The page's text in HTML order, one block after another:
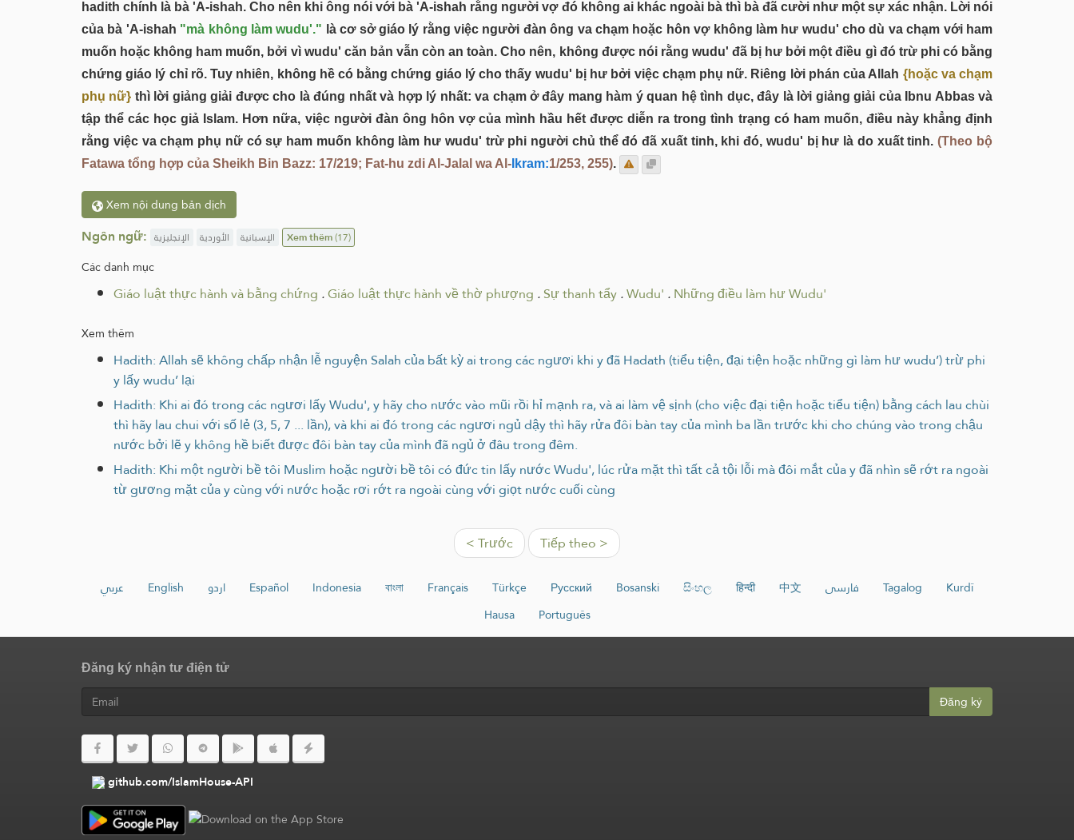
hadith chính là bà 'A-ishah. Cho nên khi ông nói với bà 'A-ishah rằng người vợ đó không ai khác ngoài bà thì bà đã cười như một sự xác nhận. Lời nói
của bà 'A-ishah "mà không làm wudu'." là cơ sở giáo lý rằng việc người đàn ông va chạm hoặc hôn vợ không làm hư wudu' cho dù va chạm với ham
muốn hoặc không ham muốn, bởi vì wudu' căn bản vẫn còn an toàn. Cho nên, không được nói rằng wudu' đã bị hư bởi một điều gì đó trừ phi có bằng
chứng giáo lý chỉ rõ. Tuy nhiên, không hề có bằng chứng giáo lý cho thấy wudu' bị hư bởi việc chạm phụ nữ. Riêng lời phán của Allah {hoặc va chạm
phụ nữ} thì lời giảng giải được cho là đúng nhất và hợp lý nhất: va chạm ở đây mang hàm ý quan hệ tình dục, đây là lời giảng giải của Ibnu Abbas và
tập thể các học giả Islam. Hơn nữa, việc người đàn ông hôn vợ của mình hầu hết được diễn ra trong tình trạng có ham muốn, điều này khẳng định
rằng việc va chạm phụ nữ có sự ham muốn không làm hư wudu' trừ phi người chủ thể đó đã xuất tinh, khi đó, wudu' bị hư là do xuất tinh.(Theo bộ
Fatawa tổng hợp của Sheikh Bin Bazz: 17/219; Fat-hu zdi Al-Jalal wa Al- Ikram:1/253, 255).
Xem nội dung bản dịch
Ngôn ngữ: الإنجليزية الأوردية الإسبانية Xem thêm(17)
Các danh mục
Giáo luật thực hành và bằng chứng .Giáo luật thực hành về thờ phượng .Sự thanh tẩy.Wudu' .Những điều làm hư Wudu'
Xem thêm
Hadith: Allah sẽ không chấp nhận lễ nguyện Salah của bất kỳ ai trong các ngươi khi y đã Hadath (tiểu tiện, đại tiện hoặc những gì làm hư wudu’) trừ phi
y lấy wudu’ lại
Hadith: Khi ai đó trong các ngươi lấy Wudu', y hãy cho nước vào mũi rồi hỉ mạnh ra, và ai làm vệ sịnh (cho việc đại tiện hoặc tiểu tiện) bằng cách lau chùi
thì hãy lau chui với số lẻ (3, 5, 7 ... lần), và khi ai đó trong các ngươi ngủ dậy thì hãy rửa đôi bàn tay của mình ba lần trước khi cho chúng vào trong chậu
nước bởi lẽ y không hề biết được đôi bàn tay của mình đã ngủ ở đâu trong đêm.
Hadith: Khi một người bề tôi Muslim hoặc người bề tôi có đức tin lấy nước Wudu', lúc rửa mặt thì tất cả tội lỗi mà đôi mắt của y đã nhìn sẽ rớt ra ngoài
từ gương mặt của y cùng với nước hoặc rơi rớt ra ngoài cùng với giọt nước cuối cùng
< Trước Tiếp theo >
عربي English اردو Español Indonesia বাংলা Français Türkçe Русский Bosanski සිංහල हिन्दी 中文 فارسی Tagalog
Kurdî
Hausa
Português
Đăng ký nhận tư điện tử
Đăng ký
github.com/IslamHouse-API